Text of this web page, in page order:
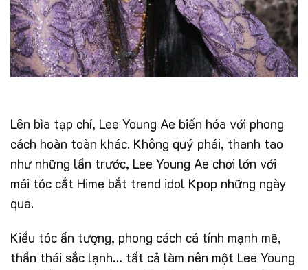
Lên bìa tạp chí, Lee Young Ae biến hóa với phong
cách hoàn toàn khác. Không quý phái, thanh tao
như những lần trước, Lee Young Ae chơi lớn với
mái tóc cắt Hime bắt trend idol Kpop những ngày
qua.
Kiểu tóc ấn tượng, phong cách cá tính mạnh mẽ,
thần thái sắc lạnh… tất cả làm nên một Lee Young